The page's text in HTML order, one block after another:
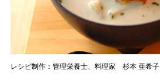
レシピ制作：管理栄養士、料理家 杉本 亜希子